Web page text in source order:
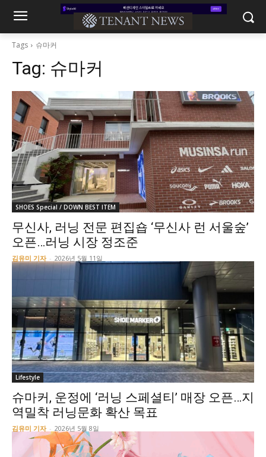
Tags 슈마커
Tag: 슈마커
SHOES Special / DOWN BEST ITEM
무신사, 러닝 전문 편집숍 ‘무신사 런 서울숲’
오픈…러닝 시장 정조준
김유미 기자 - 2026년 5월 11일
Lifestyle
슈마커, 운정에 ‘러닝 스페셜티’ 매장 오픈…지
역밀착 러닝문화 확산 목표
김유미 기자 - 2026년 5월 8일